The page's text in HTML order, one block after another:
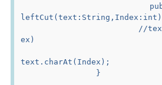
ex)
text.charAt(Index);
		}